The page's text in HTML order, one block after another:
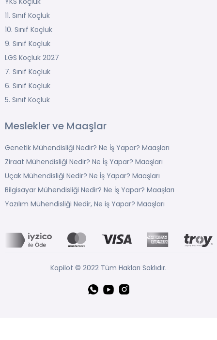
11. Sınıf Koçluk
10. Sınıf Koçluk
9. Sınıf Koçluk
LGS Koçluk 2027
7. Sınıf Koçluk
6. Sınıf Koçluk
5. Sınıf Koçluk
Meslekler ve Maaşlar
Genetik Mühendisliği Nedir? Ne İş Yapar? Maaşları
Ziraat Mühendisliği Nedir? Ne İş Yapar? Maaşları
Uçak Mühendisliği Nedir? Ne İş Yapar? Maaşları
Bilgisayar Mühendisliği Nedir? Ne İş Yapar? Maaşları
Yazılım Mühendisliği Nedir, Ne iş Yapar? Maaşları
Kopilot © 2022 Tüm Hakları Saklıdır.
Whatsapp
YouTubeInstagram